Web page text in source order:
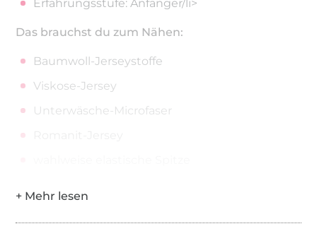
Erfahrungsstufe: Anfänger/li>
Das brauchst du zum Nähen:
Baumwoll-Jerseystoffe
Viskose-Jersey
Unterwäsche-Microfaser